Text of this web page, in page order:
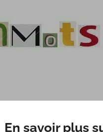
En savoir plus